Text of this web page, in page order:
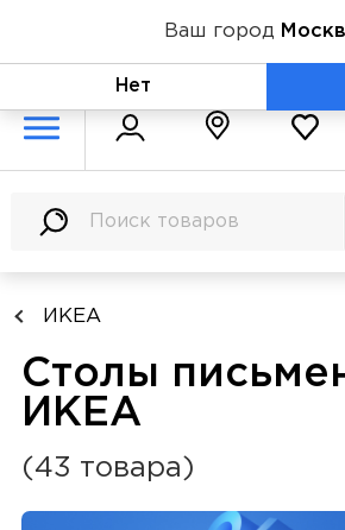
+7
ИКЕА
Столы
ИКЕА
(43 товара)
Ваш город
Нет